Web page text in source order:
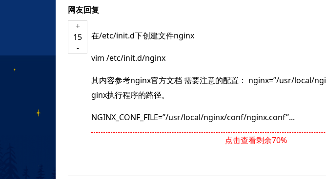
网友回复
+
15
-
在/etc/init.d下创建文件nginx
vim /etc/init.d/nginx
其内容参考nginx官方文档 需要注意的配置： nginx=”/usr/local/
ginx执行程序的路径。
NGINX_CONF_FILE=”/usr/local/nginx/conf/nginx.conf”...
点击查看剩余70%